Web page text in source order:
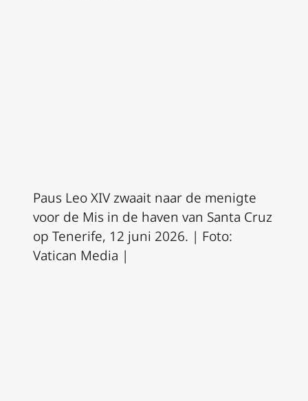
Paus Leo XIV zwaait naar de menigte
voor de Mis in de haven van Santa Cruz
op Tenerife, 12 juni 2026. | Foto:
Vatican Media |